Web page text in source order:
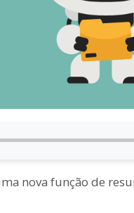
nova função de